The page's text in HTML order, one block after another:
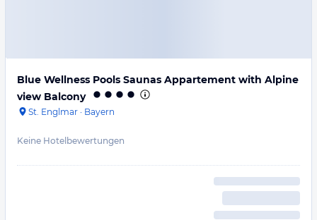
Blue Wellness Pools Saunas Appartement with Alpine
view Balcony
St. Englmar · Bayern
Keine Hotelbewertungen